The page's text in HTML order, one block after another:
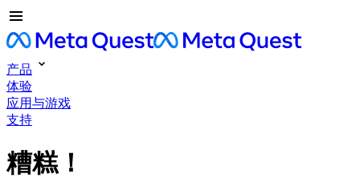
产品
体验
应用与游戏
支持
糟糕！